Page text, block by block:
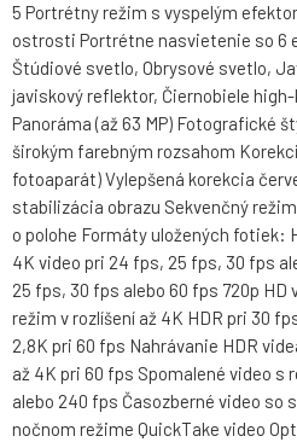
5 Portrétny režim s vyspelým
ostrosti Portrétne nasvietenie so 6
Štúdiové svetlo, Obrysové svetlo,
javiskový reflektor, Čiernobiele
Panoráma (až 63 MP) Fotografické
širokým farebným rozsahom
fotoaparát) Vylepšená korekcia
stabilizácia obrazu Sekvenčný
o polohe Formáty uložených fotiek:
4K video pri 24 fps, 25 fps, 30 fps
25 fps, 30 fps alebo 60 fps 720p
režim v rozlíšení až 4K HDR pri 30
2,8K pri 60 fps Nahrávanie HDR
až 4K pri 60 fps Spomalené video s
alebo 240 fps Časozberné video so
nočnom režime QuickTake video